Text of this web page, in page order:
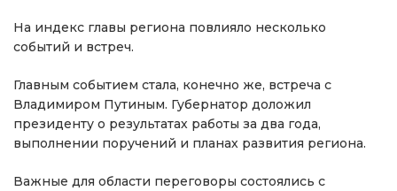
На индекс главы региона повлияло несколько
событий и встреч.
Главным событием стала, конечно же, встреча с
Владимиром Путиным. Губернатор доложил
президенту о результатах работы за два года,
выполнении поручений и планах развития региона.
Важные для области переговоры состоялись с